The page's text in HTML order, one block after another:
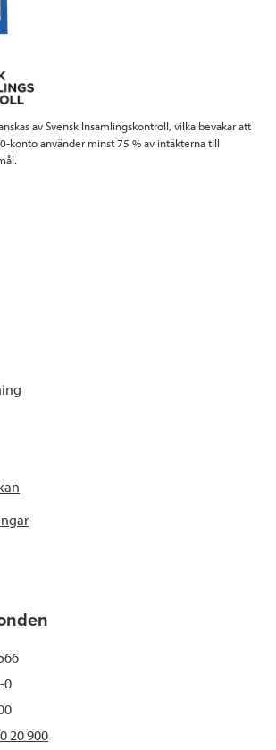
k
av Svensk Insamlingskontroll, vilka bevakar att
konto använder minst 75 % av intäkterna till
0
20 900